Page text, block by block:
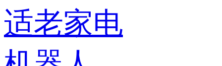
适老家电